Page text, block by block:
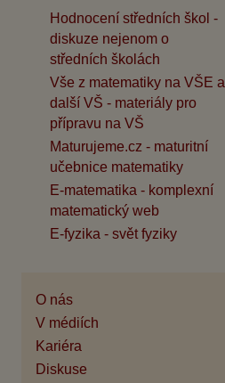
Hodnocení středních škol -
diskuze nejenom o
středních školách
Vše z matematiky na VŠE a
další VŠ - materiály pro
přípravu na VŠ
Maturujeme.cz - maturitní
učebnice matematiky
E-matematika - komplexní
matematický web
E-fyzika - svět fyziky
O nás
V médiích
Kariéra
Diskuse